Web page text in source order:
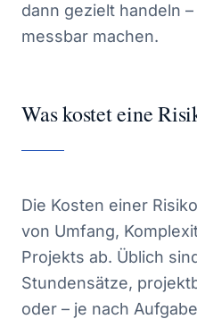
dann gezielt handeln
messbar machen.
Was kostet eine
Die Kosten einer
von Umfang,
Projekts ab. Üblich
Stundensätze,
oder – je nach